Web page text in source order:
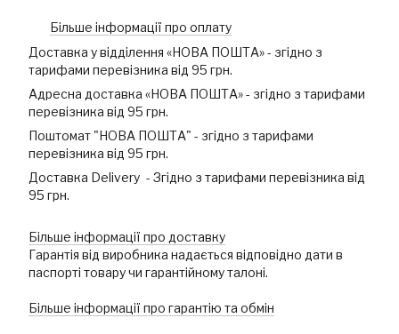
Більше інформації про оплату
Доставка у відділення «НОВА ПОШТА» - згідно з
тарифами перевізника від 95 грн.
Адресна доставка «НОВА ПОШТА» - згідно з тарифами
перевізника від 95 грн.
Поштомат "НОВА ПОШТА" - згідно з тарифами
перевізника від 95 грн.
Доставка Delivery - Згідно з тарифами перевізника від
95 грн.
Більше інформації про доставку
Гарантія від виробника надається відповідно дати в
паспорті товару чи гарантійному талоні.
Більше інформації про гарантію та обмін